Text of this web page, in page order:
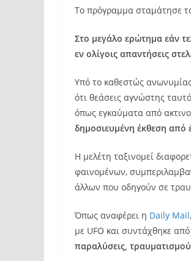
Το πρόγραμμα σταμάτησε
Στο μεγάλο ερώτημα εάν
εν ολίγοις απαντήσεις
Υπό το καθεστώς
ότι θεάσεις αγνώστης
όπως εγκαύματα από
δημοσιευμένη έκθεση
Η μελέτη ταξινομεί
φαινομένων,
άλλων που οδηγούν σε
Όπως αναφέρει η Daily Mail
με UFO και συντάχθηκε
παραλύσεις,